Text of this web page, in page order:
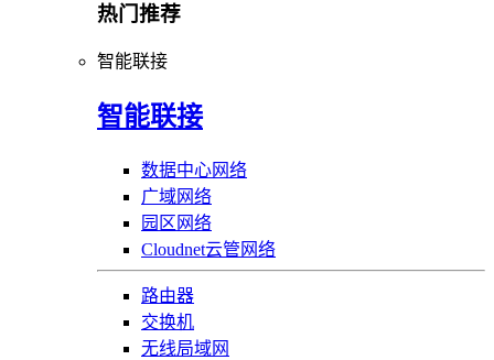
热门推荐
智能联接
智能联接
数据中心网络
广域网络
园区网络
Cloudnet云管网络
路由器
交换机
无线局域网